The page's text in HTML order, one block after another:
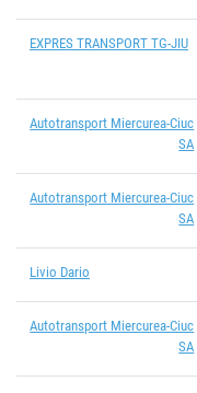
EXPRES TRANSPORT TG-JIU
Autotransport Miercurea-Ciuc
SA
Autotransport Miercurea-Ciuc
SA
Livio Dario
Autotransport Miercurea-Ciuc
SA